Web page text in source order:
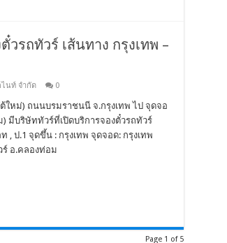
รถทัวร์ เส้นทาง กรุงเทพ –
นท์ จำกัด 0
ใหม่) ถนนบรมราชนนี จ.กรุงเทพ ไป จุดจอ
มีบริษัททัวร์ที่เปิดบริการจองตั๋วรถทัวร์
, ป.1 จุดขึ้น : กรุงเทพ จุดจอด: กรุงเทพ
อ.คลองท่อม
Page 1 of 5